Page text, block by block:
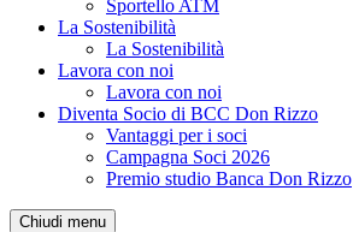
Sportello ATM
La Sostenibilità
La Sostenibilità
Lavora con noi
Lavora con noi
Diventa Socio di BCC Don Rizzo
Vantaggi per i soci
Campagna Soci 2026
Premio studio Banca Don Rizzo
Chiudi menu